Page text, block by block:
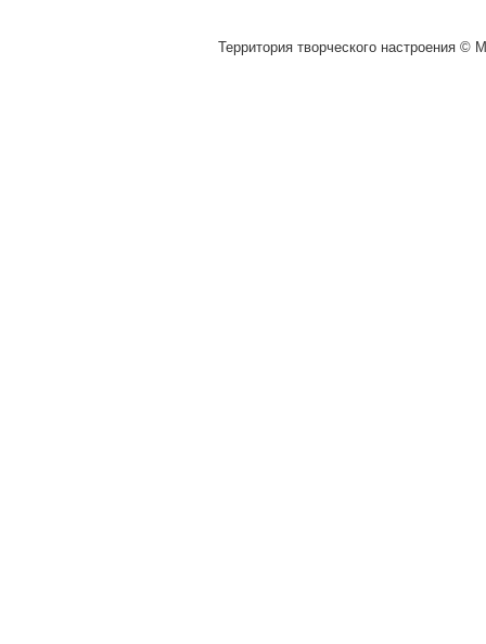
Территория творческого настроения ©